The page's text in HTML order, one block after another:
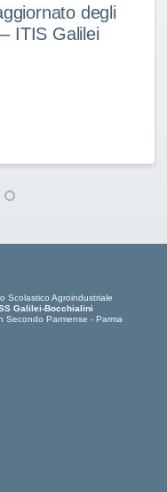
degli
ITIS Galilei
Scolastico Agroindustriale
Galilei-Bocchialini
Secondo Parmense - Parma